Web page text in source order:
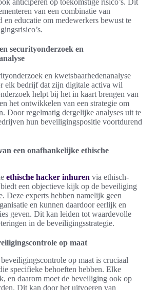
anticiperen op toekomstige risico’s. Dit
van een combinatie van
en educatie om medewerkers bewust te
securityonderzoek en
en kwetsbaarhedenanalyse
elk bedrijf dat zijn digitale activa wil
helpt bij het in kaart brengen van
het ontwikkelen van een strategie om
Door regelmatig dergelijke analyses uit te
hun beveiligingspositie voortdurend
een onafhankelijke ethische
ethische hacker inhuren via ethisch-
een objectieve kijk op de beveiliging
Deze experts hebben namelijk geen
en kunnen daardoor eerlijk en
geven. Dit kan leiden tot waardevolle
in de beveiligingsstrategie.
op maat
op maat is cruciaal
specifieke behoeften hebben. Elke
en daarom moet de beveiliging ook op
Dit kan door het uitvoeren van